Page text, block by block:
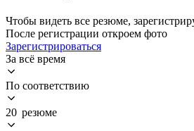
Чтобы видеть все резюме,
После регистрации откроем фото
Зарегистрироваться
За всё время
По соответствию
20 резюме